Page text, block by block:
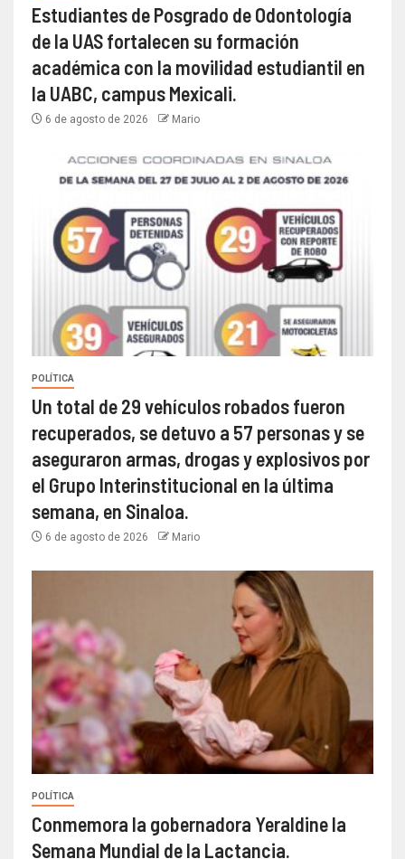
Estudiantes de Posgrado de Odontología
de la UAS fortalecen su formación
académica con la movilidad estudiantil en
la UABC, campus Mexicali.
6 de agosto de 2026 Mario
POLÍTICA
Un total de 29 vehículos robados fueron
recuperados, se detuvo a 57 personas y se
aseguraron armas, drogas y explosivos por
el Grupo Interinstitucional en la última
semana, en Sinaloa.
6 de agosto de 2026 Mario
POLÍTICA
Conmemora la gobernadora Yeraldine la
Semana Mundial de la Lactancia.